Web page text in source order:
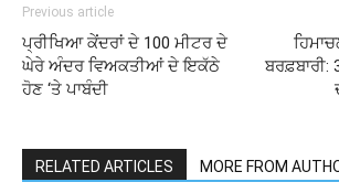
Previous article
ਪ੍ਰੀਖਿਆ ਕੇਂਦਰਾਂ ਦੇ 100 ਮੀਟਰ ਦੇ
ਘੇਰੇ ਅੰਦਰ ਵਿਅਕਤੀਆਂ ਦੇ ਇਕੱਠੇ
ਹੋਣ ‘ਤੇ ਪਾਬੰਦੀ
ਬਰਫ਼ਬਾਰੀ:
RELATED ARTICLES MORE FROM